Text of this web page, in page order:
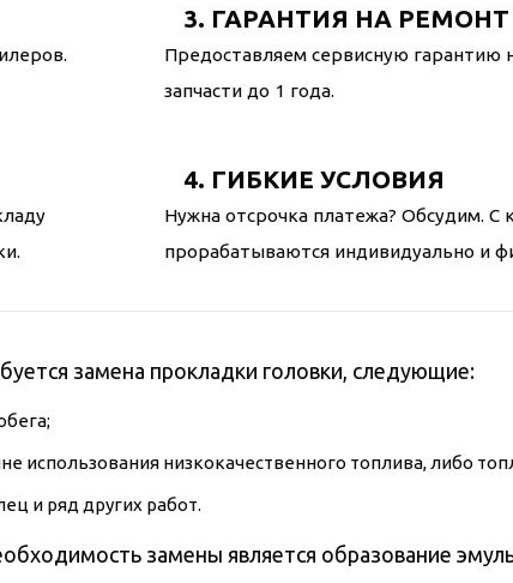
3. ГАРАНТИЯ НА РЕМОНТ
Предоставляем сервисную гарантию
запчасти до 1 года.
4. ГИБКИЕ УСЛОВИЯ
Нужна отсрочка платежа? Обсудим.
прорабатываются индивидуально и
замена прокладки головки, следующие:
использования низкокачественного топлива, либо
и ряд других работ.
замены является образование